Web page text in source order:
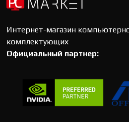
Интернет-магазин
комплектующих
Официальный партнер: